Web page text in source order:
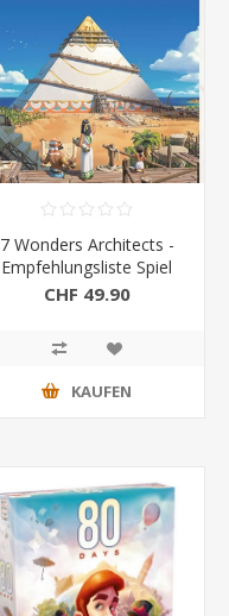
7 Wonders Architects -
Empfehlungsliste Spiel
des jahres 2022
CHF 49.90
KAUFEN